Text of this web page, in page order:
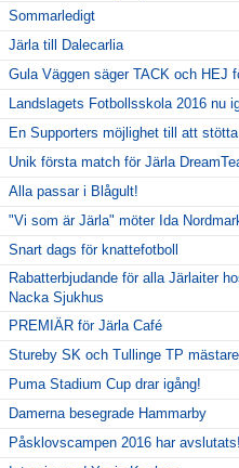
Sommarledigt
Järla till Dalecarlia
Gula Väggen säger TACK och HEJ
Landslagets Fotbollsskola 2016 nu
En Supporters möjlighet till att
Unik första match för Järla
Alla passar i Blågult!
"Vi som är Järla" möter Ida
Snart dags för knattefotboll
Rabatterbjudande för alla Järlaiter
Nacka Sjukhus
PREMIÄR för Järla Café
Stureby SK och Tullinge TP
Puma Stadium Cup drar igång!
Damerna besegrade Hammarby
Påsklovscampen 2016 har avslutats!